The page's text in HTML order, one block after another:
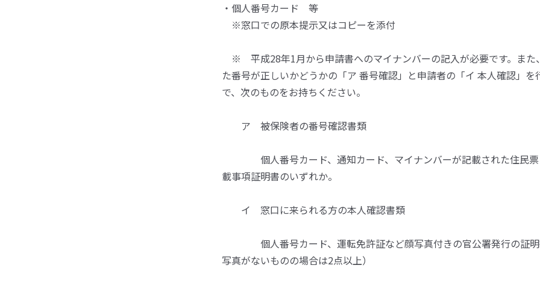
・個人番号カード 等
※窓口での原本提示又はコピーを添付
※ 平成28年1月から申請書へのマイナンバーの記入が必要です。また
た番号が正しいかどうかの「ア 番号確認」と申請者の「イ 本人確認」を
で、次のものをお持ちください。
ア 被保険者の番号確認書類
個人番号カード、通知カード、マイナンバーが記載された住民票
載事項証明書のいずれか。
イ 窓口に来られる方の本人確認書類
個人番号カード、運転免許証など顔写真付きの官公署発行の証明
写真がないものの場合は2点以上）